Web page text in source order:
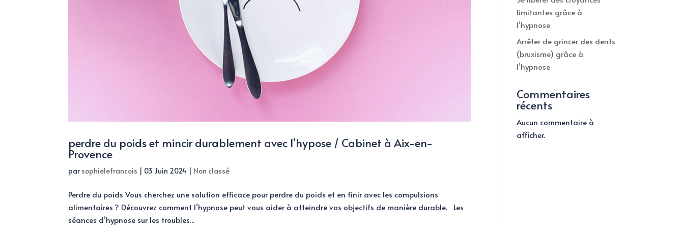
perdre du poids et mincir durablement avec l’hypose / Cabinet à Aix-en-
Provence
par sophielefrancois | 03 Juin 2024 | Non classé
Perdre du poids Vous cherchez une solution efficace pour perdre du poids et en finir avec les compulsions
alimentaires ? Découvrez comment l’hypnose peut vous aider à atteindre vos objectifs de manière durable. Les
séances d’hypnose sur les troubles...
limitantes grâce à
l’hypnose
Arrêter de grincer des dents
(bruxisme) grâce à
l’hypnose
Commentaires
récents
Aucun commentaire à
afficher.